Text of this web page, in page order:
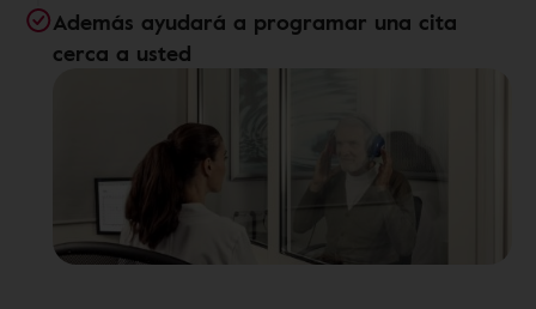
Además ayudará a programar una cita
cerca a usted